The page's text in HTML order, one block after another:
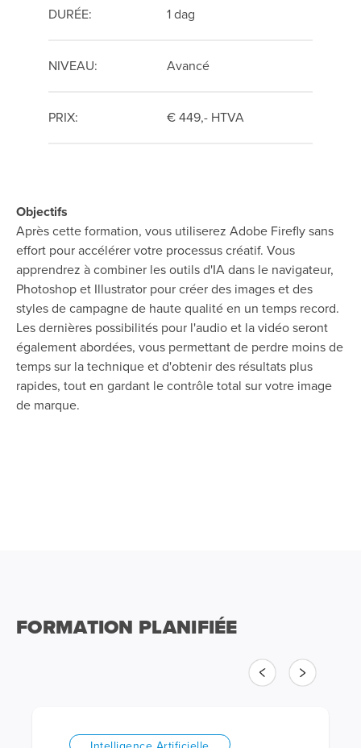
DURÉE: 1 dag
NIVEAU: Avancé
PRIX: € 449,- HTVA
Objectifs
Après cette formation, vous utiliserez Adobe Firefly sans
effort pour accélérer votre processus créatif. Vous
apprendrez à combiner les outils d'IA dans le navigateur,
Photoshop et Illustrator pour créer des images et des
styles de campagne de haute qualité en un temps record.
Les dernières possibilités pour l'audio et la vidéo seront
également abordées, vous permettant de perdre moins de
temps sur la technique et d'obtenir des résultats plus
rapides, tout en gardant le contrôle total sur votre image
de marque.
FORMATION PLANIFIÉE
PrécédentSuivant